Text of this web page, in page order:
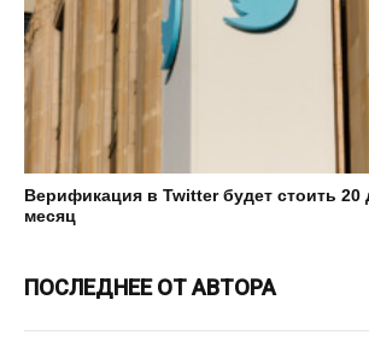
Верификация в Twitter будет стоить 20
месяц
ПОСЛЕДНЕЕ ОТ АВТОРА